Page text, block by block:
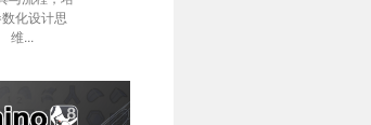
化设计思
维...